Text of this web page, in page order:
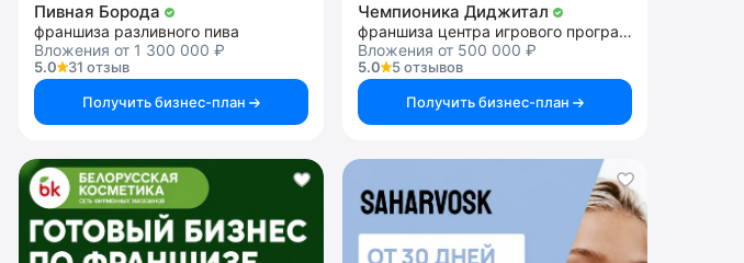
Пивная Борода
франшиза разливного пива
Вложения от 1 300 000 ₽
5.0
31 отзыв
Получить бизнес-план
Чемпионика Диджитал
франшиза центра игрового программирования
Вложения от 500 000 ₽
5.0
5 отзывов
Получить бизнес-план